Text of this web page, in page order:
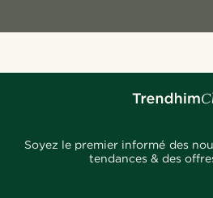
Soyez le premier informé des
tendances & des